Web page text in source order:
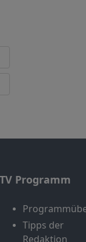
TV Programm
Tipps der
Redaktion